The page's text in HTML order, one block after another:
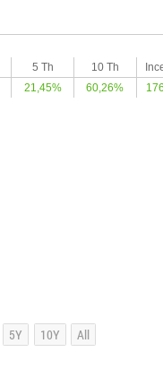
5 Th 10 Th
21,45% 60,26%